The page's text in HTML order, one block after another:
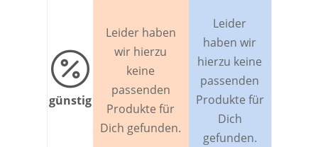

günstig
Leider haben
wir hierzu
keine
passenden
Produkte für
Dich gefunden.
Leider
haben wir
hierzu keine
passenden
Produkte für
Dich
gefunden.